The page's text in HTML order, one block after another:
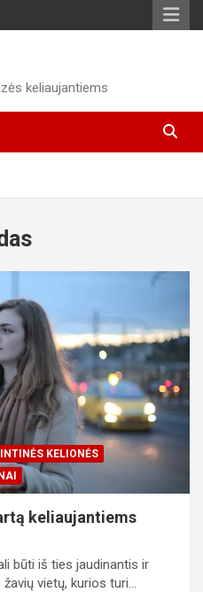
keliaujantiems
KELIONĖS
keliaujantiems
būti iš ties jaudinantis ir
vietų, kurios turi…